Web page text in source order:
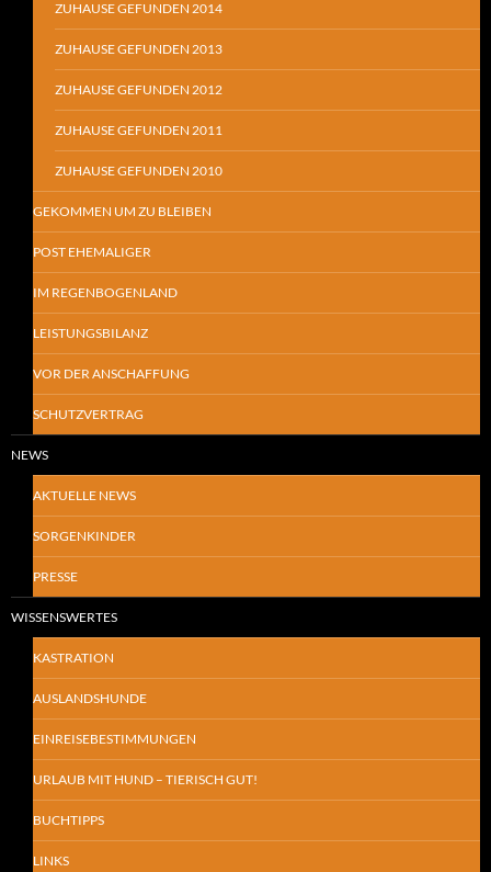
ZUHAUSE GEFUNDEN 2014
ZUHAUSE GEFUNDEN 2013
ZUHAUSE GEFUNDEN 2012
ZUHAUSE GEFUNDEN 2011
ZUHAUSE GEFUNDEN 2010
GEKOMMEN UM ZU BLEIBEN
POST EHEMALIGER
IM REGENBOGENLAND
LEISTUNGSBILANZ
VOR DER ANSCHAFFUNG
SCHUTZVERTRAG
NEWS
AKTUELLE NEWS
SORGENKINDER
PRESSE
WISSENSWERTES
KASTRATION
AUSLANDSHUNDE
EINREISEBESTIMMUNGEN
URLAUB MIT HUND – TIERISCH GUT!
BUCHTIPPS
LINKS